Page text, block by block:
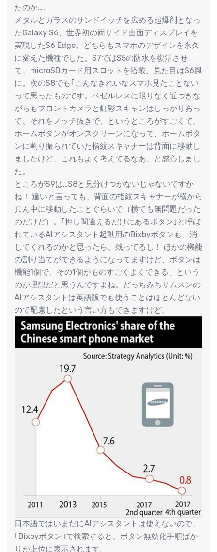
たのか…。
メタルとガラスのサンドイッチを広める起爆剤となっ
たGalaxy S6、世界初の両サイド曲面ディスプレイを
実現したS6 Edge。どちらもスマホのデザインを永久
に変えた機種でした。S7ではS5の防水を復活させ
て、microSDカード用スロットを搭載、見た目はS6風
に。次のS8でも｢こんなきれいなスマホ見たことない｣
って思ったものです。ベゼルレスに限りなく近づきな
がらもフロントカメラと虹彩スキャンはしっかりあっ
て、それをノッチ抜きで、というところがすごくて。
ホームボタンがオンスクリーンになって、ホームボタ
ンに割り振られていた指紋スキャナーは背面に移動し
ましたけど、これもよく考えてるなあ、と感心しまし
た。
ところがS9は…S8と見分けつかないじゃないですか
ね！ 違いと言っても、背面の指紋スキャナーが横から
真ん中に移動したことぐらいで（横でも無問題だった
のだけど）。｢押し間違えるだけにあるボタン｣と呼ば
れているAIアシスタント起動用のBixbyボタンも、消
してくれるのかと思ったら、残ってるし！ ほかの機能
の割り当てができるようになってますけど、ボタンは
機能1個で、その1個がものすごくよくできる、という
のが理想だと思うんですよね。どっちみちサムスンの
AIアシスタントは英語版でも使うことはほとんどない
ので配慮したという言い方もできますけど。
日本語ではいまだにAIアシスタントは使えないので、
｢Bixbyボタン｣で検索すると、ボタン無効化手順ばか
りが上位に表示されます。